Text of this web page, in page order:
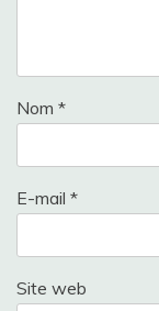
Nom *
E-mail *
Site web